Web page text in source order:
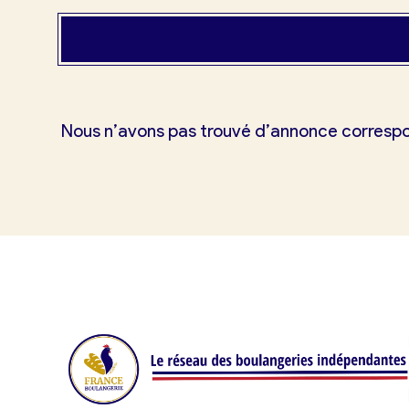
Offres d’emploi
Je suis fournisseur
Nous n’avons pas trouvé d’annonce